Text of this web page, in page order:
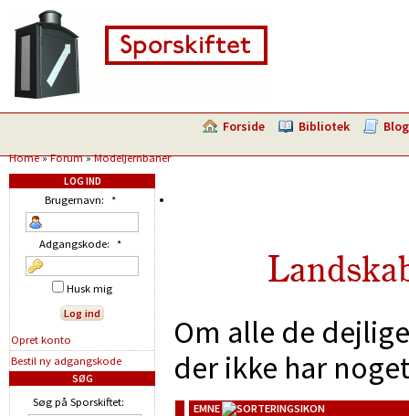
Forside Bibliotek Blog
Home»Forum»Modeljernbaner
Om alle de
der ikke har
EMNE
LOG IND
Brugernavn: *
Adgangskode: *
Husk mig
Opret konto
Bestil ny adgangskode
SØG
Søg på Sporskiftet: